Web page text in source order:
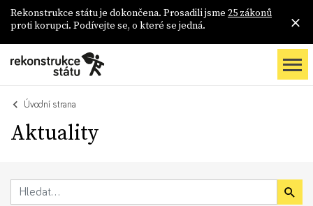
Rekonstrukce státu je dokončena. Prosadili jsme 25 zákonů
proti korupci. Podívejte se, o které se jedná.
Úvodní strana
Aktuality